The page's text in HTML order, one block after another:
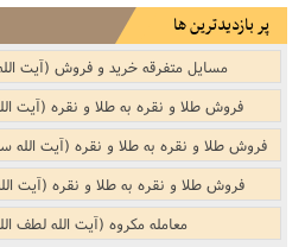
پر بازدیدترین ها
مسایل متفرقه خرید و فروش‌‌ (آیت
فروش طلا و نقره به طلا و نقره (آیت
فروش طلا و نقره به طلا و نقره (آیت الله
فروش طلا و نقره به طلا و نقره (آیت
معامله مکروه (آیت الله لطف